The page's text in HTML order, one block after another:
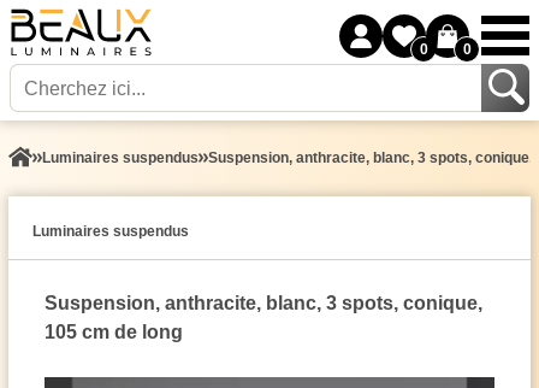
0 0
Luminaires suspendus Suspension, anthracite, blanc, 3 spots, conique,
Luminaires suspendus
Suspension, anthracite, blanc, 3 spots, conique,
105 cm de long